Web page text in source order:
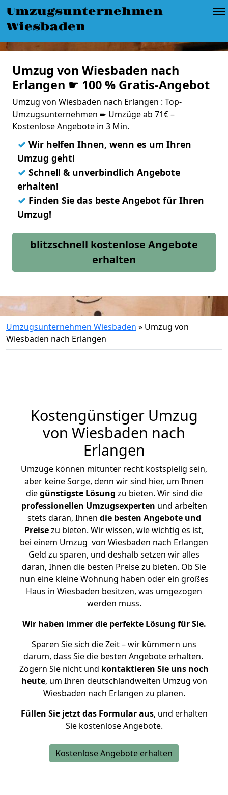
Umzugsunternehmen
Wiesbaden
Umzug von Wiesbaden nach
Erlangen ☛ 100 % Gratis-Angebot
Umzug von Wiesbaden nach Erlangen : Top-
Umzugsunternehmen ➨ Umzüge ab 71€ –
Kostenlose Angebote in 3 Min.
✓ Wir helfen Ihnen, wenn es um Ihren
Umzug geht!
✓ Schnell & unverbindlich Angebote
erhalten!
✓ Finden Sie das beste Angebot für Ihren
Umzug!
blitzschnell kostenlose Angebote
erhalten
Umzugsunternehmen Wiesbaden » Umzug von
Wiesbaden nach Erlangen
Kostengünstiger Umzug
von Wiesbaden nach
Erlangen
Umzüge können mitunter recht kostspielig sein,
aber keine Sorge, denn wir sind hier, um Ihnen
diegünstigste Lösung zu bieten. Wir sind die
professionellen Umzugsexperten und arbeiten
stets daran, Ihnen die besten Angebote und
Preisezu bieten. Wir wissen, wie wichtig es ist,
bei einem Umzug von Wiesbaden nach Erlangen
Geld zu sparen, und deshalb setzen wir alles
daran, Ihnen die besten Preise zu bieten. Ob Sie
nun eine kleine Wohnung haben oder ein großes
Haus in Wiesbaden besitzen, was umgezogen
werden muss.
Wir haben immer die perfekte Lösung für Sie.
Sparen Sie sich die Zeit – wir kümmern uns
darum, dass Sie die besten Angebote erhalten.
Zögern Sie nicht und kontaktieren Sie uns noch
heute, um Ihren deutschlandweiten Umzug von
Wiesbaden nach Erlangen zu planen.
Füllen Sie jetzt das Formular aus, und erhalten
Sie kostenlose Angebote.
Kostenlose Angebote erhalten